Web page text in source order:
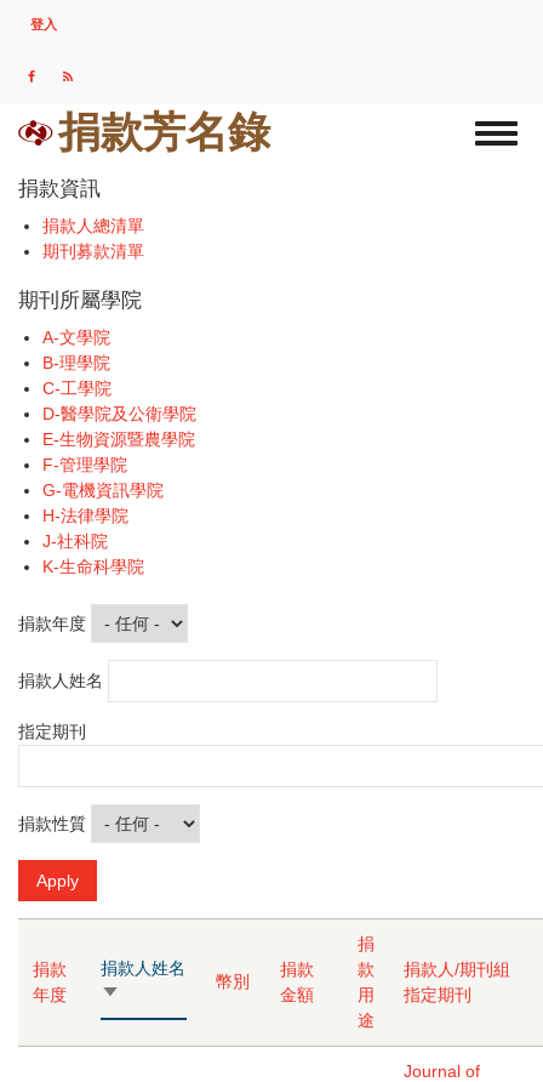
USER
MENU
登入
捐款芳名錄
捐款資訊
捐款人總清單
期刊募款清單
期刊所屬學院
A-文學院
B-理學院
C-工學院
D-醫學院及公衛學院
E-生物資源暨農學院
F-管理學院
G-電機資訊學院
H-法律學院
J-社科院
K-生命科學院
捐款年度
捐款人姓名
指定期刊
捐款性質
捐款
年度
捐款人姓名
由
小
到
幣別
捐款
金額
捐
款
用
途
捐款人/期刊組
指定期刊
Journal of